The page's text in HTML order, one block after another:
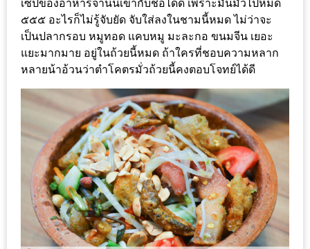
200
บาท
ชี้
เบาะแส
ความ
อร่อย
ตาม
รอย
น้า
อ้วน
ชวน
เซ็ปของอาหารจานนี้เข้ากับชื่อได้ดี เพราะมันมั่วไปหมด
๕๕๕ อะไรก็ไม่รู้จับยัด จับใส่ลงในชามนี้หมด ไม่ว่าจะ
เป็นปลากรอบ หมูทอด แคบหมู มะละกอ ขนมจีน เยอะ
แยะมากมาย อยู่ในถ้วยนี้หมด ถ้าใครที่ชอบความหลาก
หลายน้าอ้วนว่าตำโคตรมั่วถ้วยนี้คงตอบโจทย์ได้ดี